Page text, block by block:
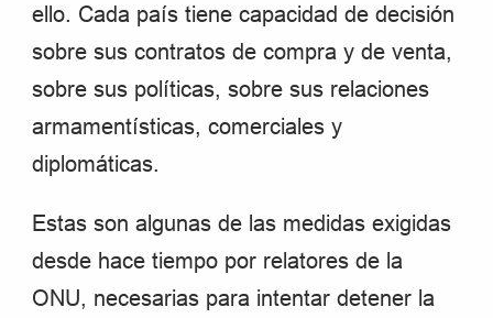
ello. Cada país tiene capacidad de decisión
sobre sus contratos de compra y de venta,
sobre sus políticas, sobre sus relaciones
armamentísticas, comerciales y
diplomáticas.
Estas son algunas de las medidas exigidas
desde hace tiempo por relatores de la
ONU, necesarias para intentar detener la